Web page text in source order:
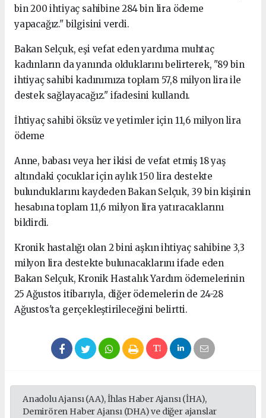
bin 200 ihtiyaç sahibine 284 bin lira ödeme
yapacağız." bilgisini verdi.
Bakan Selçuk, eşi vefat eden yardıma muhtaç
kadınların da yanında olduklarını belirterek, "89 bin
ihtiyaç sahibi kadınımıza toplam 57,8 milyon lira ile
destek sağlayacağız." ifadesini kullandı.
İhtiyaç sahibi öksüz ve yetimler için 11,6 milyon lira
ödeme
Anne, babası veya her ikisi de vefat etmiş 18 yaş
altındaki çocuklar için aylık 150 lira destekte
bulunduklarını kaydeden Bakan Selçuk, 39 bin kişinin
hesabına toplam 11,6 milyon lira yatıracaklarını
bildirdi.
Kronik hastalığı olan 2 bini aşkın ihtiyaç sahibine 3,3
milyon lira destekte bulunacaklarını ifade eden
Bakan Selçuk, Kronik Hastalık Yardım ödemelerinin
25 Ağustos itibarıyla, diğer ödemelerin de 24-28
Ağustos'ta gerçekleştirileceğini belirtti.
Anadolu Ajansı (AA), İhlas Haber Ajansı (İHA),
Demirören Haber Ajansı (DHA) ve diğer ajanslar